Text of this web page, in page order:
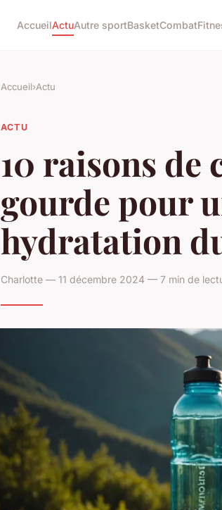
AccueilActuAutre sportBasketCombat
Accueil›Actu
ACTU
10 raisons de
gourde pour
hydratation
Charlotte — 11 décembre 2024 — 7 min de